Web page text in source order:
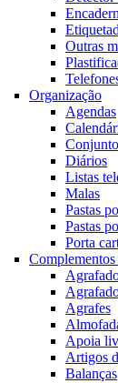
Outras
Organização
Agendas
Diários
Listas
Malas
Pastas
Pastas
Porta
Agrafes
Apoia
Artigos
Balanças